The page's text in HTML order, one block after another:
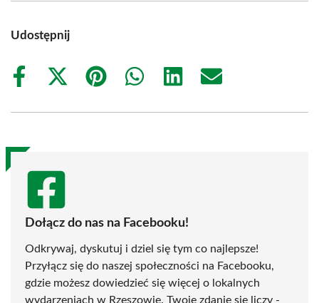
Udostępnij
Share
Share
(Twitter)
Share
Share
Share
Share
Dołącz do nas na Facebooku!
Odkrywaj, dyskutuj i dziel się tym co najlepsze!
Przyłącz się do naszej społeczności na Facebooku,
gdzie możesz dowiedzieć się więcej o lokalnych
wydarzeniach w Rzeszowie. Twoje zdanie się liczy -